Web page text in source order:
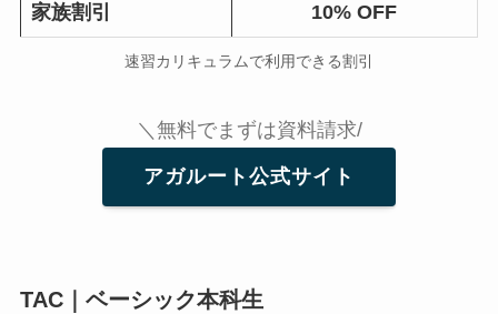
家族割引 10% OFF
速習カリキュラムで利用できる割引
＼無料でまずは資料請求/
アガルート公式サイト
TAC｜ベーシック本科生